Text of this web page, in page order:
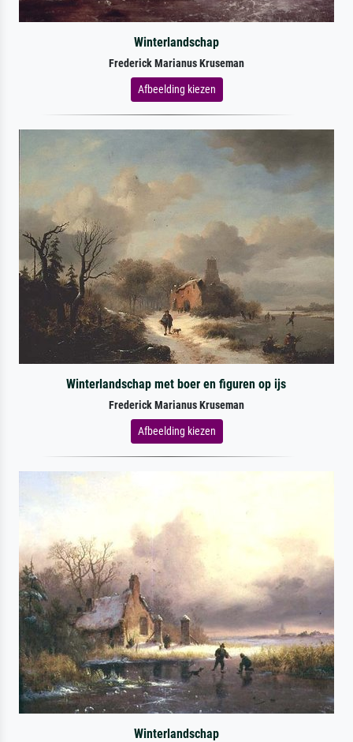
Winterlandschap
Frederick Marianus Kruseman
Afbeelding kiezen
Winterlandschap met boer en figuren op ijs
Frederick Marianus Kruseman
Afbeelding kiezen
Winterlandschap